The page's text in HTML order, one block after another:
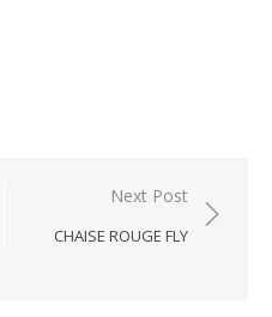
Next Post
CHAISE ROUGE FLY